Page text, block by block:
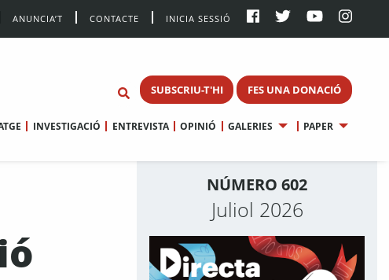
ANUNCIA’T CONTACTE INICIA SESSIÓ
SUBSCRIU-T'HI FES UNA DONACIÓ
INVESTIGACIÓ ENTREVISTA OPINIÓ GALERIES PAPER
NÚMERO 602
Juliol 2026